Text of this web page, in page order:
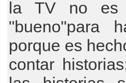
la TV no es
"bueno"para
porque es
contar